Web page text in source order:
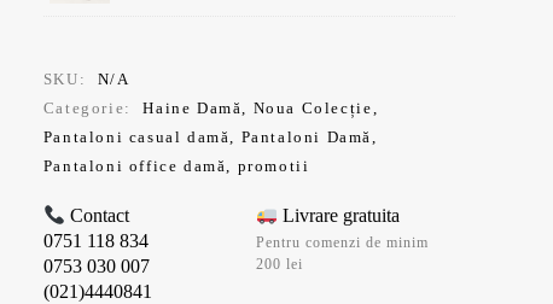
SKU:
N/A
Categorie:
Haine Damă, Noua Colecție,
Pantaloni casual damă, Pantaloni Damă,
Pantaloni office damă, promotii
Contact
0751 118 834
0753 030 007
(021)4440841
Livrare gratuita
Pentru comenzi de minim
200 lei